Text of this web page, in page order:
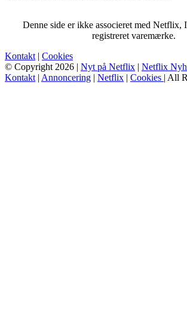
Denne side er ikke associeret med Netflix,
registreret varemærke.
Kontakt | Cookies
© Copyright 2026 | Nyt på Netflix | Netflix
Kontakt | Annoncering | Netflix | Cookies | All